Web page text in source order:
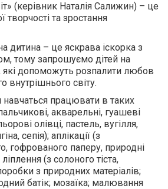
(керівник Наталія Салижин) – це
творчості та зростання
дитина – це яскрава іскорка з
тому запрошуємо дітей на
які допоможуть розпалити любов
внутрішнього світу.
навчаться працювати в таких
акварельні, гуашеві
олівці, пастель, вугілля,
сепія); аплікації (з
гофрованого паперу, природні
(з солоного тіста,
з природних матеріалів;
батік; мозаїка; малювання